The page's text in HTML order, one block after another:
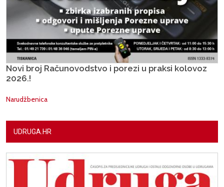
Novi broj Računovodstvo i porezi u praksi kolovoz
2026.!
Narudžbenica
UDRUGA.HR